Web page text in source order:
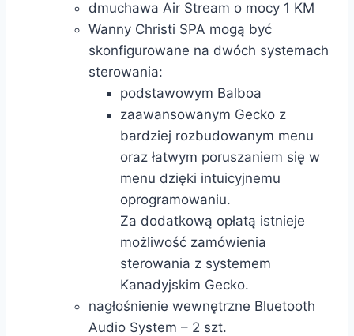
dmuchawa Air Stream o mocy 1 KM
Wanny Christi SPA mogą być
skonfigurowane na dwóch systemach
sterowania:
podstawowym Balboa
zaawansowanym Gecko z
bardziej rozbudowanym menu
oraz łatwym poruszaniem się w
menu dzięki intuicyjnemu
oprogramowaniu.
Za dodatkową opłatą istnieje
możliwość zamówienia
sterowania z systemem
Kanadyjskim Gecko.
nagłośnienie wewnętrzne Bluetooth
Audio System – 2 szt.